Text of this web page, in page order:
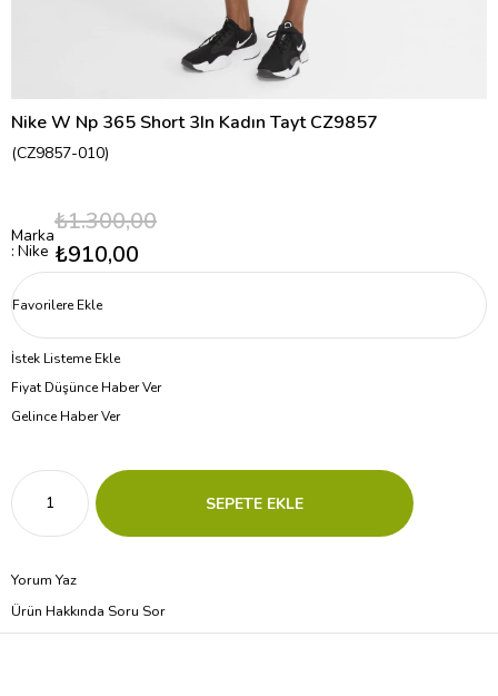
Nike W Np 365 Short 3In Kadın Tayt CZ9857
(CZ9857-010)
Marka
: Nike
₺1.300,00
₺910,00
Favorilere Ekle
İstek Listeme Ekle
Fiyat Düşünce Haber Ver
Gelince Haber Ver
Yorum Yaz
Ürün Hakkında Soru Sor